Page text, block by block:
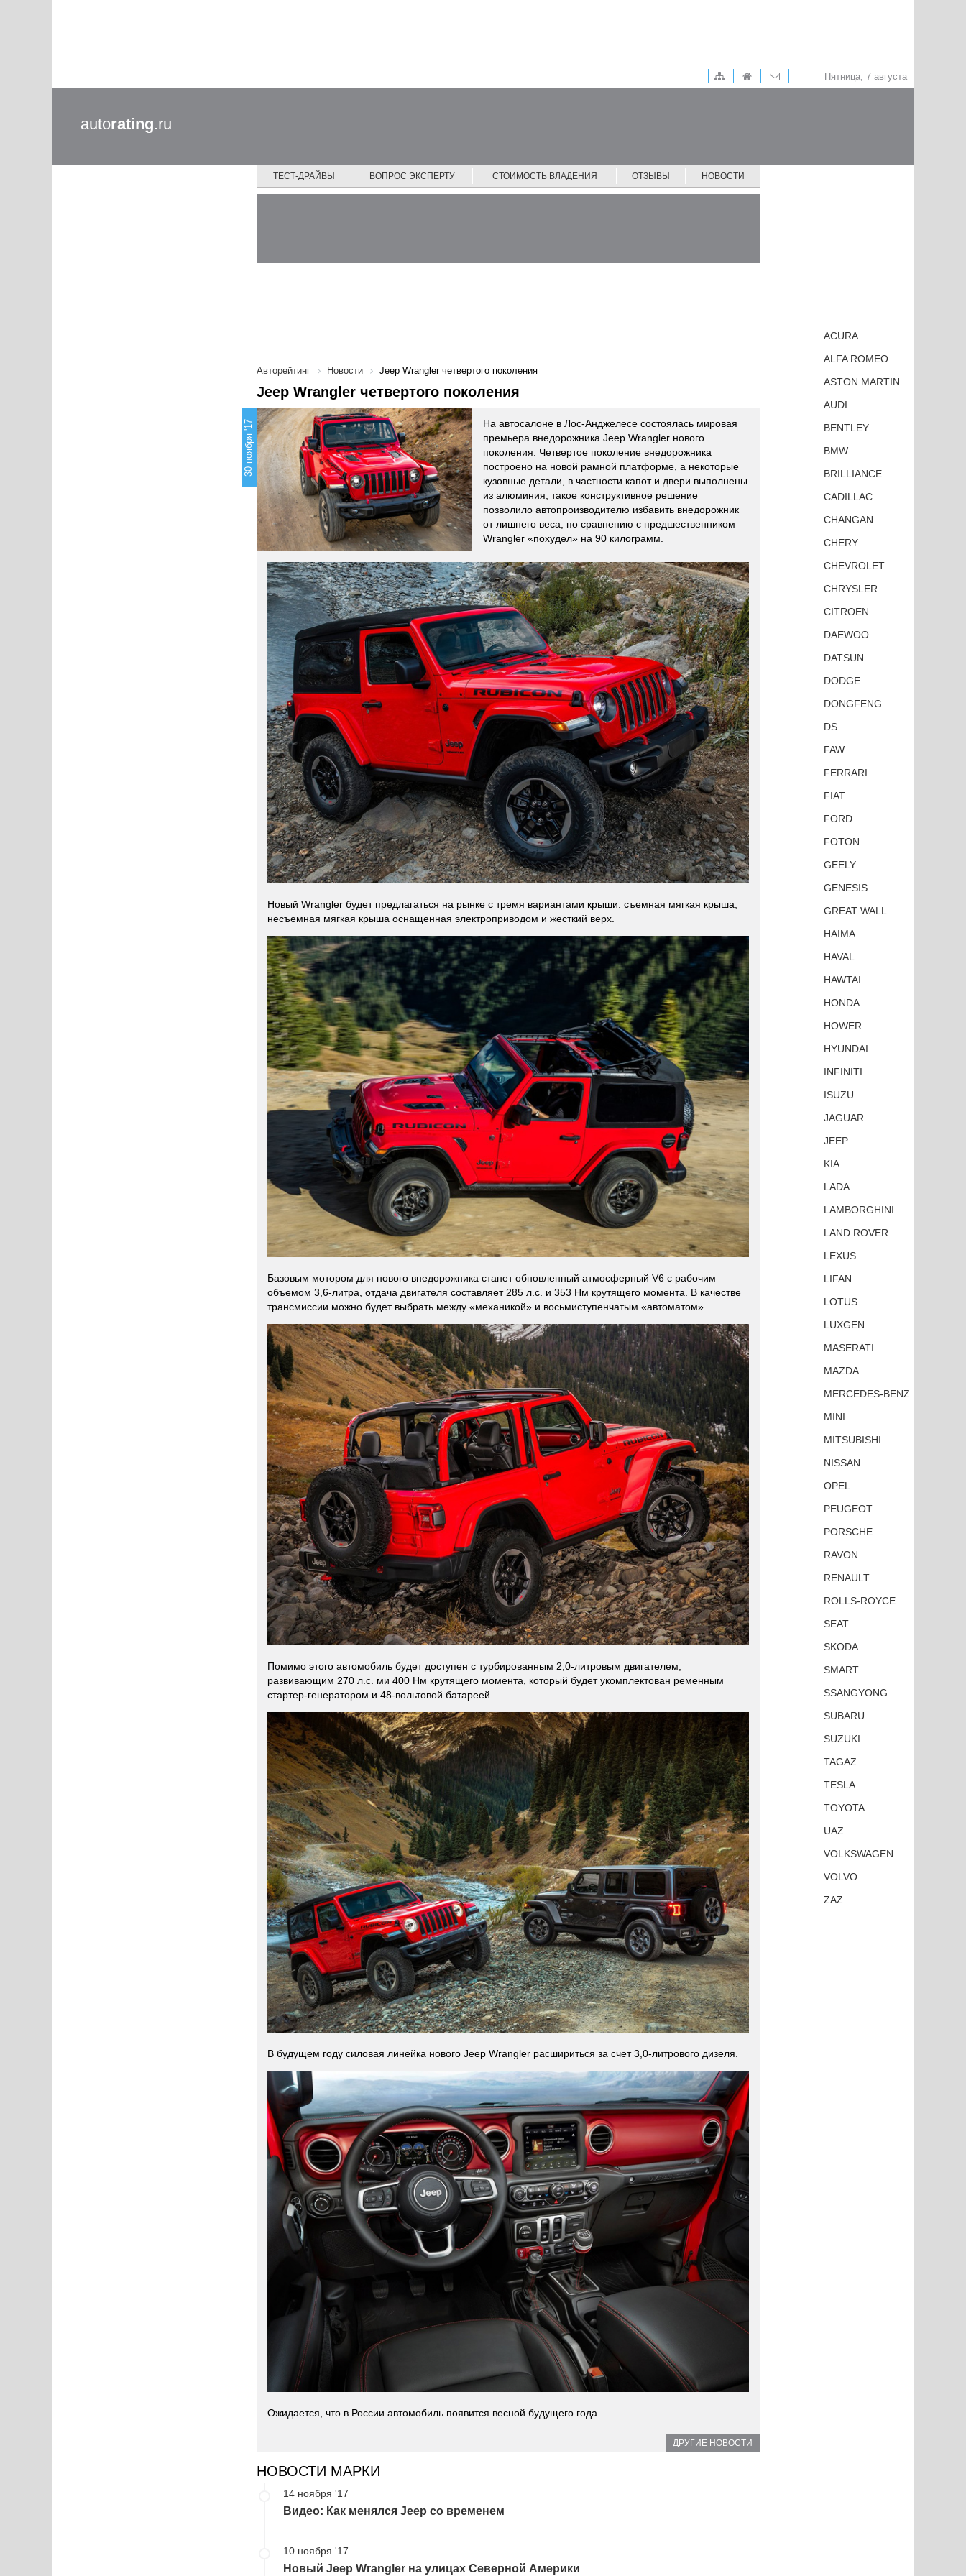
Пятница, 7 августа
autorating.ru
ТЕСТ-ДРАЙВЫ ВОПРОС ЭКСПЕРТУ СТОИМОСТЬ ВЛАДЕНИЯ ОТЗЫВЫ НОВОСТИ
Авторейтинг Новости Jeep Wrangler четвертого поколения
Jeep Wrangler четвертого поколения
30 ноября '17
На автосалоне в Лос-Анджелесе состоялась мировая
премьера внедорожника Jeep Wrangler нового
поколения. Четвертое поколение внедорожника
построено на новой рамной платформе, а некоторые
кузовные детали, в частности капот и двери выполнены
из алюминия, такое конструктивное решение
позволило автопроизводителю избавить внедорожник
от лишнего веса, по сравнению с предшественником
Wrangler «похудел» на 90 килограмм.
Новый Wrangler будет предлагаться на рынке с тремя вариантами крыши: съемная мягкая крыша,
несъемная мягкая крыша оснащенная электроприводом и жесткий верх.
Базовым мотором для нового внедорожника станет обновленный атмосферный V6 с рабочим
объемом 3,6-литра, отдача двигателя составляет 285 л.с. и 353 Нм крутящего момента. В качестве
трансмиссии можно будет выбрать между «механикой» и восьмиступенчатым «автоматом».
Помимо этого автомобиль будет доступен с турбированным 2,0-литровым двигателем,
развивающим 270 л.с. ми 400 Нм крутящего момента, который будет укомплектован ременным
стартер-генератором и 48-вольтовой батареей.
В будущем году силовая линейка нового Jeep Wrangler расшириться за счет 3,0-литрового дизеля.
Ожидается, что в России автомобиль появится весной будущего года.
ДРУГИЕ НОВОСТИ
НОВОСТИ МАРКИ
14 ноября '17
Видео: Как менялся Jeep со временем
10 ноября '17
Новый Jeep Wrangler на улицах Северной Америки
ACURA
ALFA ROMEO
ASTON MARTIN
AUDI
BENTLEY
BMW
BRILLIANCE
CADILLAC
CHANGAN
CHERY
CHEVROLET
CHRYSLER
CITROEN
DAEWOO
DATSUN
DODGE
DONGFENG
DS
FAW
FERRARI
FIAT
FORD
FOTON
GEELY
GENESIS
GREAT WALL
HAIMA
HAVAL
HAWTAI
HONDA
HOWER
HYUNDAI
INFINITI
ISUZU
JAGUAR
JEEP
KIA
LADA
LAMBORGHINI
LAND ROVER
LEXUS
LIFAN
LOTUS
LUXGEN
MASERATI
MAZDA
MERCEDES-BENZ
MINI
MITSUBISHI
NISSAN
OPEL
PEUGEOT
PORSCHE
RAVON
RENAULT
ROLLS-ROYCE
SEAT
SKODA
SMART
SSANGYONG
SUBARU
SUZUKI
TAGAZ
TESLA
TOYOTA
UAZ
VOLKSWAGEN
VOLVO
ZAZ